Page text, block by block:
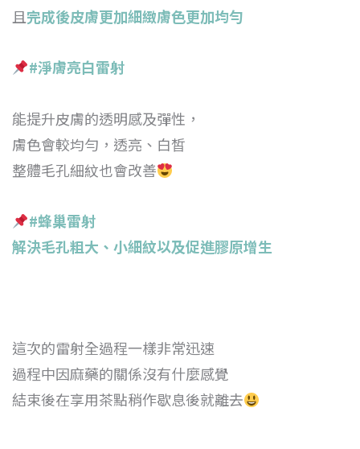
且完成後皮膚更加細緻膚色更加均勻
#淨膚亮白雷射
能提升皮膚的透明感及彈性，
膚色會較均勻，透亮、白皙
整體毛孔細紋也會改善
#蜂巢雷射
解決毛孔粗大、小細紋以及促進膠原增生
這次的雷射全過程一樣非常迅速
過程中因麻藥的關係沒有什麼感覺
結束後在享用茶點稍作歇息後就離去